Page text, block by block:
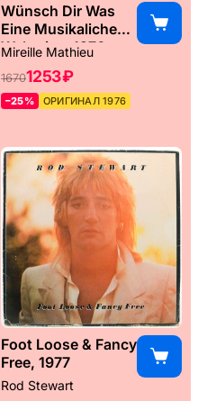
Wünsch Dir Was
Eine Musikaliche
Weltreise, 1976
Mireille Mathieu
16701253 ₽
–25% ОРИГИНАЛ 1976
Foot Loose & Fancy
Free, 1977
Rod Stewart